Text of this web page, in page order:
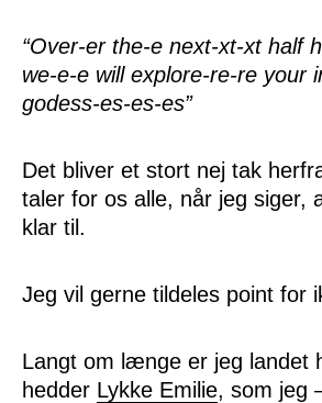
“Over-er the-e next-xt-xt half
we-e-e will explore-re-re your
godess-es-es-es”
Det bliver et stort nej tak
taler for os alle, når jeg siger,
klar til.
Jeg vil gerne tildeles point for
Langt om længe er jeg landet
hedder Lykke Emilie, som jeg